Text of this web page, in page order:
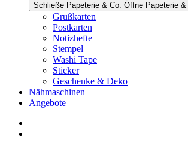
Schließe Papeterie & Co. Öffne Papeterie &
Grußkarten
Postkarten
Notizhefte
Stempel
Washi Tape
Sticker
Geschenke & Deko
Nähmaschinen
Angebote